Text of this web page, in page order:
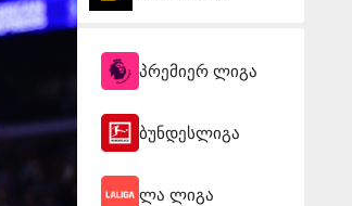
პრემიერ ლიგა
ბუნდესლიგა
ლა ლიგა